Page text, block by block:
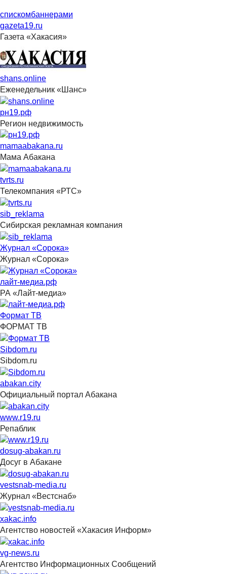
спискомбаннерами
gazeta19.ru
Газета «Хакасия»
shans.online
Еженедельник «Шанс»
рн19.рф
Регион недвижимость
mamaabakana.ru
Мама Абакана
tvrts.ru
Телекомпания «РТС»
sib_reklama
Сибирская рекламная компания
Журнал «Сорока»
Журнал «Сорока»
лайт-медиа.рф
РА «Лайт-медиа»
Формат ТВ
ФОРМАТ ТВ
Sibdom.ru
Sibdom.ru
abakan.city
Официальный портал Абакана
www.r19.ru
Репаблик
dosug-abakan.ru
Досуг в Абакане
vestsnab-media.ru
Журнал «Вестснаб»
xakac.info
Агентство новостей «Хакасия Информ»
vg-news.ru
Агентство Информационных Сообщений